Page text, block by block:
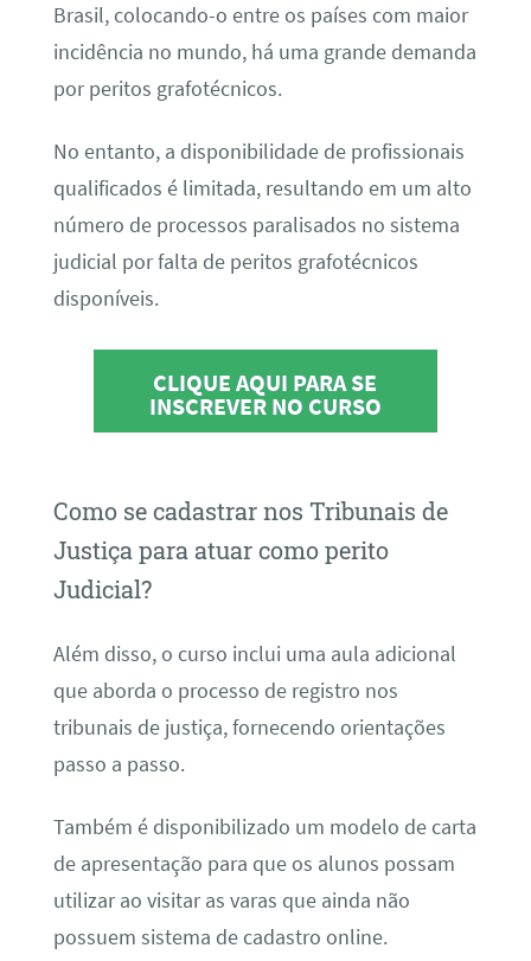
Brasil, colocando-o entre os países com maior
incidência no mundo, há uma grande demanda
por peritos grafotécnicos.
No entanto, a disponibilidade de profissionais
qualificados é limitada, resultando em um alto
número de processos paralisados no sistema
judicial por falta de peritos grafotécnicos
disponíveis.
CLIQUE AQUI PARA SE
INSCREVER NO CURSO
Como se cadastrar nos Tribunais de
Justiça para atuar como perito
Judicial?
Além disso, o curso inclui uma aula adicional
que aborda o processo de registro nos
tribunais de justiça, fornecendo orientações
passo a passo.
Também é disponibilizado um modelo de carta
de apresentação para que os alunos possam
utilizar ao visitar as varas que ainda não
possuem sistema de cadastro online.